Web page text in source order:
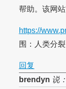
帮助。该网
https://
围：人类分
回复
brendyn 说：